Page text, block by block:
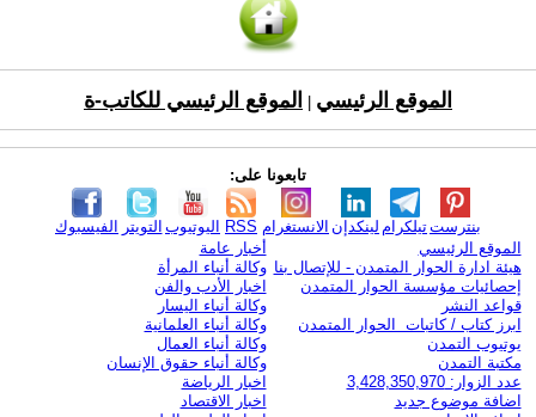
الموقع الرئيسي الموقع الرئيسي للكاتب-ة
تابعونا على:
الفيسبوك التويتر اليوتيوب RSS الانستغرام لينكدإن تيلكرامبنترست
الموقع الرئيسي
هيئة ادارة الحوار المتمدن - للإتصال بنا
إحصائيات مؤسسة الحوار المتمدن
قواعد النشر
ابرز كتاب / كاتبات الحوار المتمدن
يوتيوب التمدن
مكتبة التمدن
عدد الزوار: 3,428,350,970
اضافة موضوع جديد
أخبار عامة
وكالة أنباء المرأة
اخبار الأدب والفن
وكالة أنباء اليسار
وكالة أنباء العلمانية
وكالة أنباء العمال
وكالة أنباء حقوق الإنسان
اخبار الرياضة
اخبار الاقتصاد